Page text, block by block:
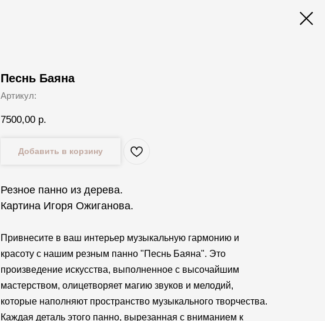
Песнь Баяна
Артикул:
7500,00 р.
Добавить в корзину
Резное панно из дерева.
Картина Игоря Ожиганова.
Привнесите в ваш интерьер музыкальную гармонию и
красоту с нашим резным панно "Песнь Баяна". Это
произведение искусства, выполненное с высочайшим
мастерством, олицетворяет магию звуков и мелодий,
которые наполняют пространство музыкального творчества.
Каждая деталь этого панно, вырезанная с вниманием к